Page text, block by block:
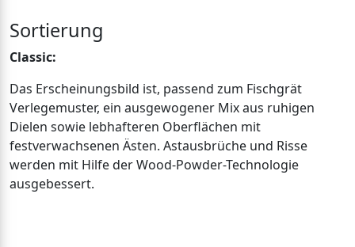
Sortierung
Classic:
Das Erscheinungsbild ist, passend zum Fischgrät
Verlegemuster, ein ausgewogener Mix aus ruhigen
Dielen sowie lebhafteren Oberflächen mit
festverwachsenen Ästen. Astausbrüche und Risse
werden mit Hilfe der Wood-Powder-Technologie
ausgebessert.